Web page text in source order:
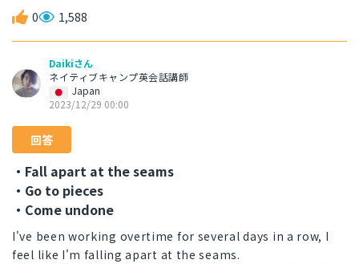
0 1,588
Daikiさん
ネイティブキャンプ英会話講師
Japan
2023/12/29 00:00
回答
・Fall apart at the seams
・Go to pieces
・Come undone
I've been working overtime for several days in a row, I
feel like I'm falling apart at the seams.